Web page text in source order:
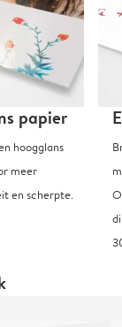
papier
hoogglans
meer
en scherpte.